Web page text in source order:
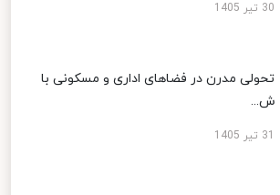
30 تیر 1405
تحولی مدرن در فضاهای اداری و مسکونی با
ش...